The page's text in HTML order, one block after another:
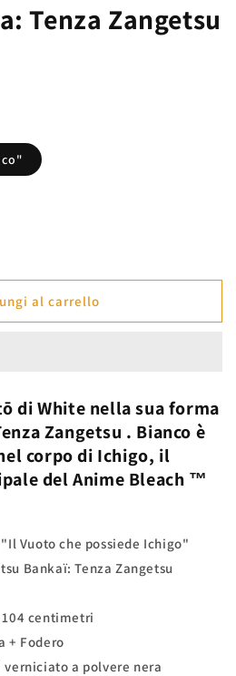
Tenza Zangetsu
al carrello
di White nellasua forma
Zangetsu . Bianco è
corpo di Ichigo, il
del Anime Bleach ™
Vuoto che possiede Ichigo"
Bankaï: Tenza Zangetsu
104 centimetri
+ Fodero
verniciato a polvere nera